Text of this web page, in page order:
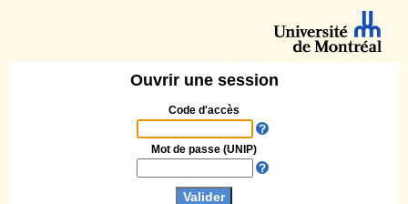
Ouvrir une session
Code d'accès
Mot de passe (UNIP)